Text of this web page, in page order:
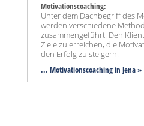
Motivationscoaching:
Unter dem Dachbegriff des
werden verschiedene
zusammengeführt. Den
Ziele zu erreichen, die
den Erfolg zu steigern.
... Motivationscoaching in Jena »